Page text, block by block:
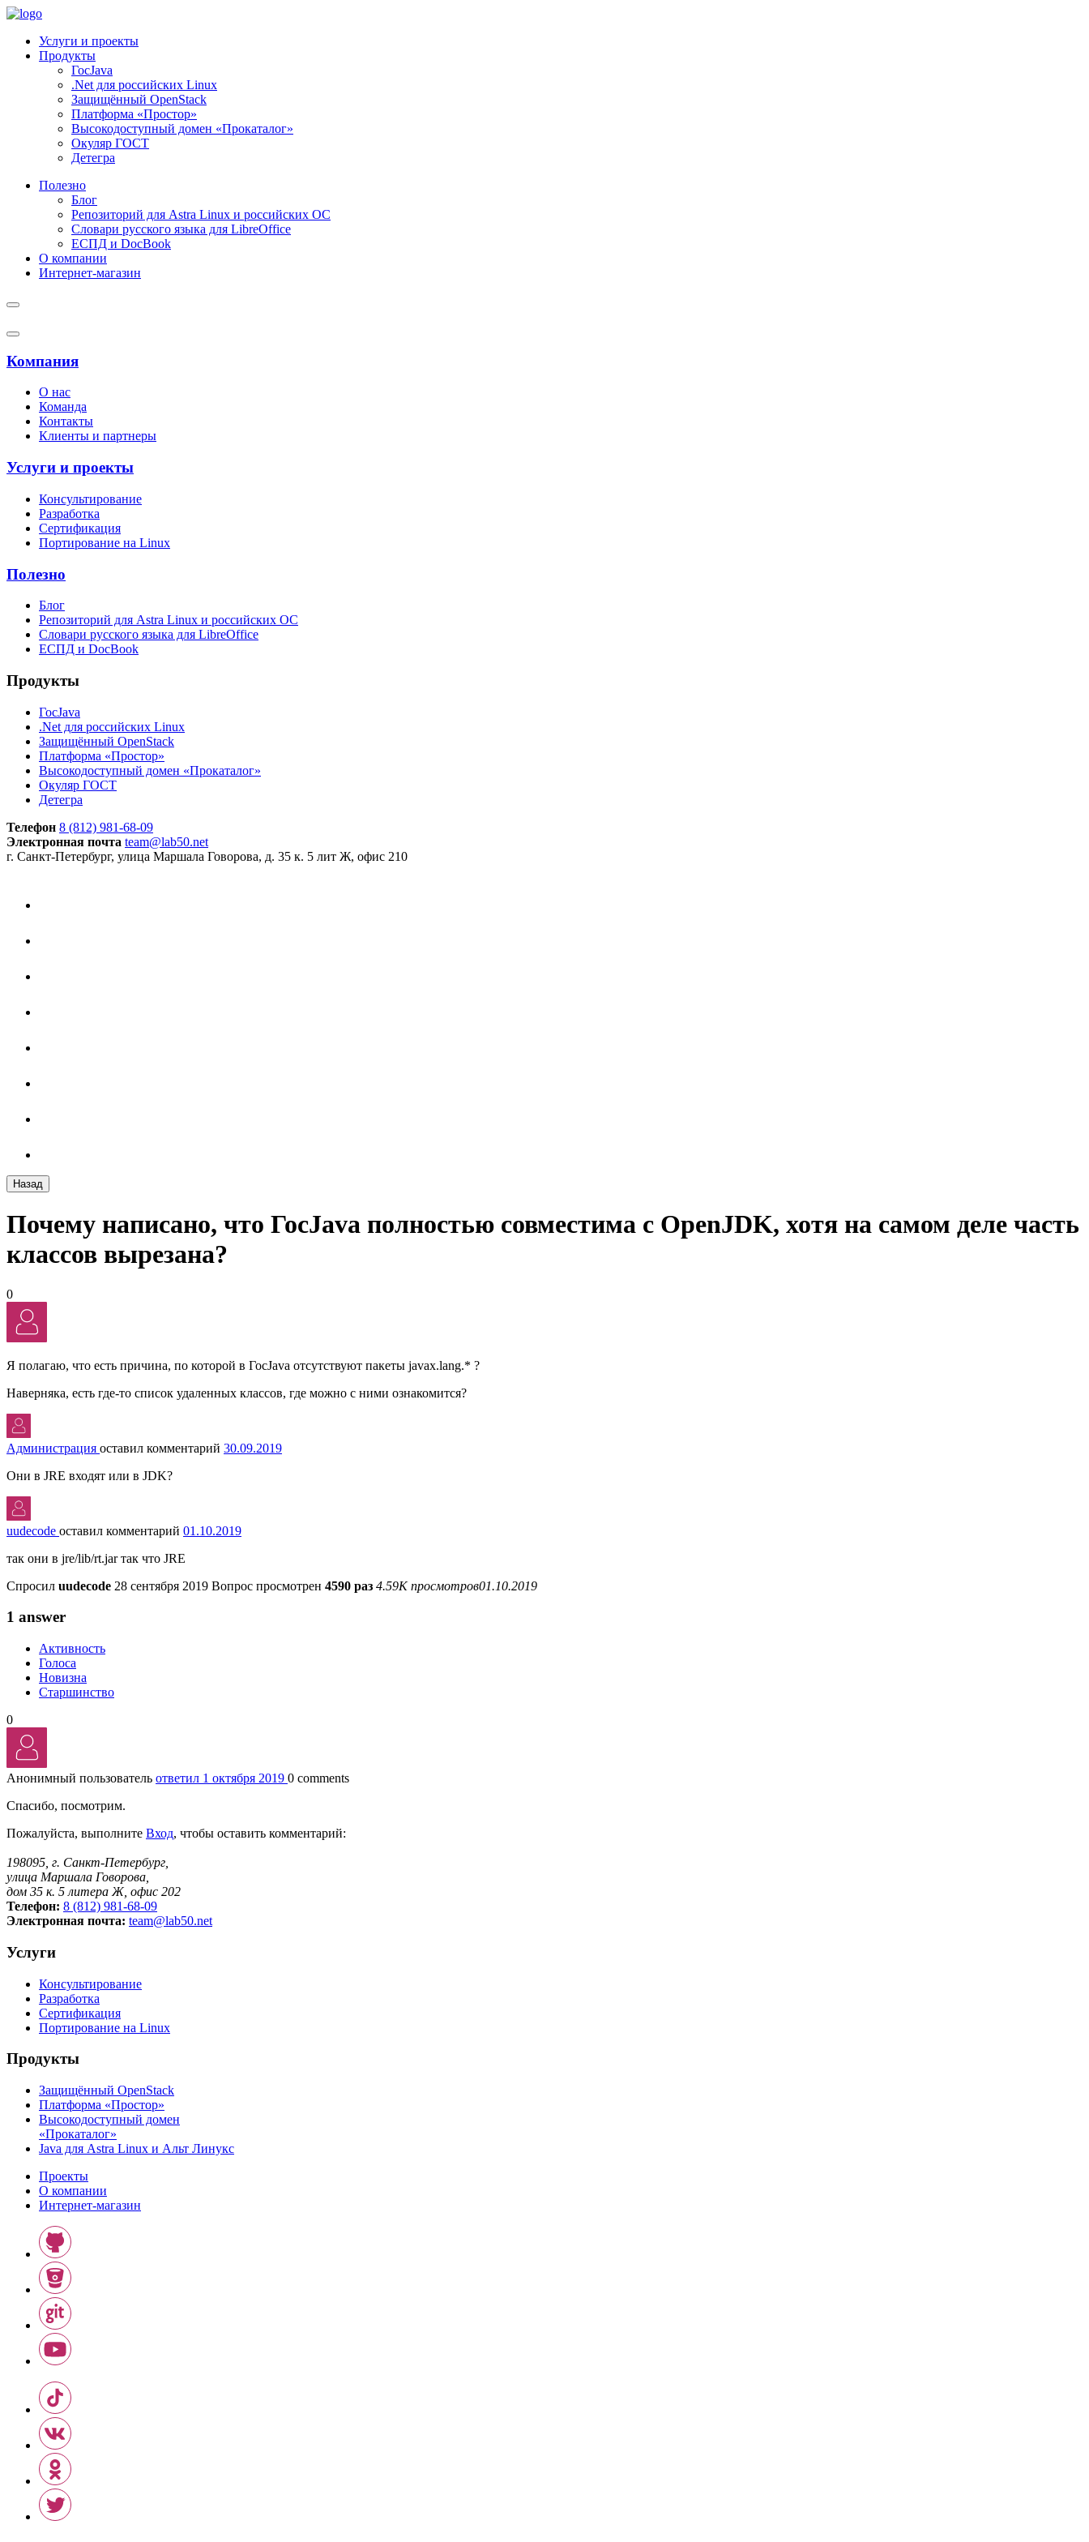
Услуги и проекты
Продукты
ГосJava
.Net для российских Linux
Защищённый OpenStack
Платформа «Простор»
Высокодоступный домен «Прокаталог»
Окуляр ГОСТ
Детегра
Полезно
Блог
Репозиторий для Astra Linux и российских ОС
Словари русского языка для LibreOffice
ЕСПД и DocBook
О компании
Интернет-магазин
Компания
О нас
Команда
Контакты
Клиенты и партнеры
Услуги и проекты
Консультирование
Разработка
Сертификация
Портирование на Linux
Полезно
Блог
Репозиторий для Astra Linux и российских ОС
Словари русского языка для LibreOffice
ЕСПД и DocBook
Продукты
ГосJava
.Net для российских Linux
Защищённый OpenStack
Платформа «Простор»
Высокодоступный домен «Прокаталог»
Окуляр ГОСТ
Детегра
Телефон 8 (812) 981-68-09
Электронная почта team@lab50.net
г. Санкт-Петербург, улица Маршала Говорова, д. 35 к. 5 лит Ж, офис 210
Назад
Почему написано, что ГосJava полностью совместима с OpenJDK, хотя на самом деле часть
классов вырезана?
0
Я полагаю, что есть причина, по которой в ГосJava отсутствуют пакеты javax.lang.* ?
Наверняка, есть где-то список удаленных классов, где можно с ними ознакомится?
Администрация оставил комментарий 30.09.2019
Они в JRE входят или в JDK?
uudecode оставил комментарий 01.10.2019
так они в jre/lib/rt.jar так что JRE
Спросил uudecode 28 сентября 2019 Вопрос просмотрен 4590 раз 4.59K просмотров01.10.2019
1 answer
Активность
Голоса
Новизна
Старшинство
0
Анонимный пользователь ответил 1 октября 2019 0 comments
Спасибо, посмотрим.
Пожалуйста, выполните Вход, чтобы оставить комментарий:
198095, г. Санкт-Петербург,
улица Маршала Говорова,
дом 35 к. 5 литера Ж, офис 202
Телефон: 8 (812) 981-68-09
Электронная почта: team@lab50.net
Услуги
Консультирование
Разработка
Сертификация
Портирование на Linux
Продукты
Защищённый OpenStack
Платформа «Простор»
Высокодоступный домен
«Прокаталог»
Java для Astra Linux и Альт Линукс
Проекты
О компании
Интернет-магазин